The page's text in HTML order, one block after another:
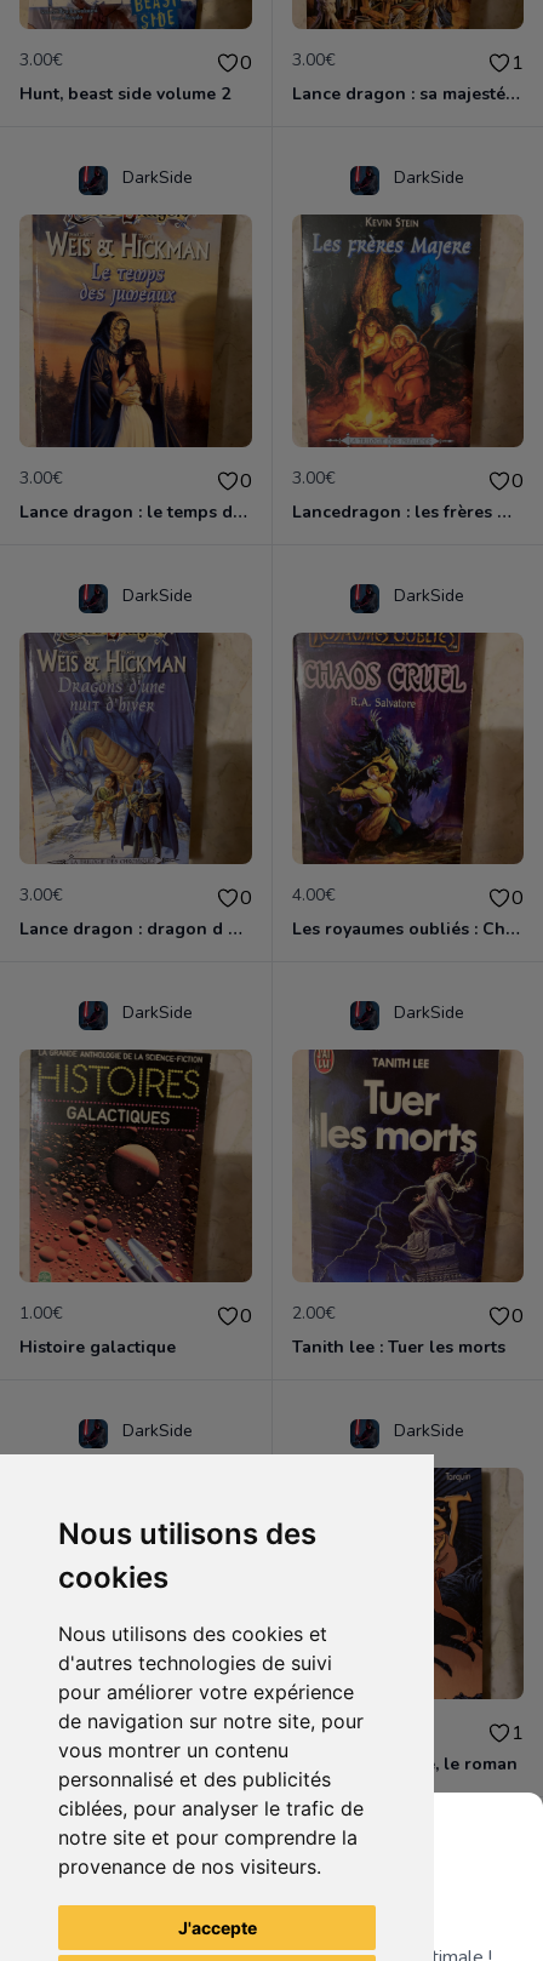
Nous utilisons des
cookies
Nous utilisons des cookies et
d'autres technologies de suivi
pour améliorer votre expérience
de navigation sur notre site, pour
vous montrer un contenu
personnalisé et des publicités
ciblées, pour analyser le trafic de
notre site et pour comprendre la
provenance de nos visiteurs.
J'accepte
3.00€ 0
Hunt, beast side volume 2
3.00€ 1
Lance dragon : sa majesté forgefeu
DarkSide
3.00€ 0
Lance dragon : le temps des jumeaux
DarkSide
3.00€ 0
Lancedragon : les frères majères
DarkSide
3.00€ 0
Lance dragon : dragon d une nuit d hiver
DarkSide
4.00€ 0
Les royaumes oubliés : Chaos cruel, pentalogie du clerc
DarkSide
1.00€ 0
Histoire galactique
DarkSide
2.00€ 0
Tanith lee : Tuer les morts
DarkSide
3.00€ 1
Zombie therapy
DarkSide
2.00€ 1
Lanfeust de troye, le roman
Voir tous les articles du vendeur
Grenier du Geek